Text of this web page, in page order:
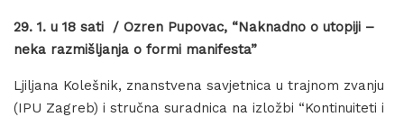
29. 1. u 18 sati / Ozren Pupovac, “Naknadno o utopiji –
neka razmišljanja o formi manifesta”
Ljiljana Kolešnik, znanstvena savjetnica u trajnom zvanju
(IPU Zagreb) i stručna suradnica na izložbi “Kontinuiteti i